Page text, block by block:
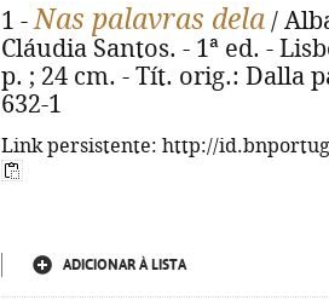
1 -Nas palavras dela /
Cláudia Santos. - 1ª ed. -
p. ; 24 cm. - Tít. orig.: Dalla
632-1
Link persistente: http://
ADICIONAR À LISTA